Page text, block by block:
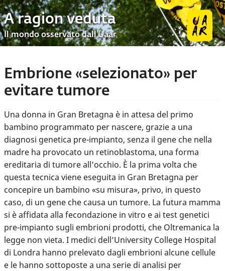
A ragion veduta
Il mondo osservato dall’Uaar
Embrione «selezionato» per
evitare tumore
Una donna in Gran Bretagna è in attesa del primo
bambino programmato per nascere, grazie a una
diagnosi genetica pre-impianto, senza il gene che nella
madre ha provocato un retinoblastoma, una forma
ereditaria di tumore all’occhio. È la prima volta che
questa tecnica viene eseguita in Gran Bretagna per
concepire un bambino «su misura», privo, in questo
caso, di un gene che causa un tumore. La futura mamma
si è affidata alla fecondazione in vitro e ai test genetici
pre-impianto sugli embrioni prodotti, che Oltremanica la
legge non vieta. I medici dell’University College Hospital
di Londra hanno prelevato dagli embrioni alcune cellule
e le hanno sottoposte a una serie di analisi per